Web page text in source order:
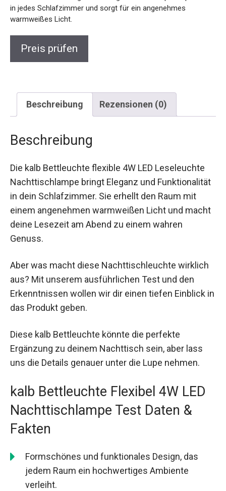
in jedes Schlafzimmer und sorgt für ein angenehmes
warmweißes Licht.
Preis prüfen
Beschreibung Rezensionen (0)
Beschreibung
Die kalb Bettleuchte flexible 4W LED Leseleuchte
Nachttischlampe bringt Eleganz und Funktionalität
in dein Schlafzimmer. Sie erhellt den Raum mit
einem angenehmen warmweißen Licht und macht
deine Lesezeit am Abend zu einem wahren
Genuss.
Aber was macht diese Nachttischleuchte wirklich
aus? Mit unserem ausführlichen Test und den
Erkenntnissen wollen wir dir einen tiefen Einblick in
das Produkt geben.
Diese kalb Bettleuchte könnte die perfekte
Ergänzung zu deinem Nachttisch sein, aber lass
uns die Details genauer unter die Lupe nehmen.
kalb Bettleuchte Flexibel 4W LED
Nachttischlampe Test Daten &
Fakten
Formschönes und funktionales Design, das
jedem Raum ein hochwertiges Ambiente
verleiht.